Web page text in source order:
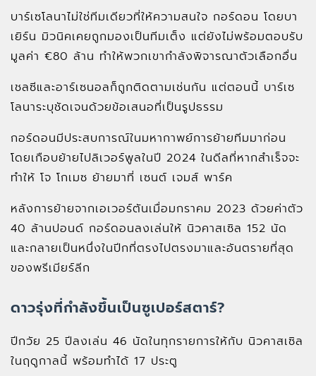
บาร์เซโลนาไม่ใช่ทีมเดียวที่ให้ความสนใจ กอร์ดอน โดยบา
เยิร์น มิวนิคเคยถูกมองเป็นทีมเต็ง แต่ยังไม่พร้อมตอบรับ
มูลค่า €80 ล้าน ทำให้พวกเขากำลังพิจารณาตัวเลือกอื่น
เชลซีและอาร์เซนอลก็ถูกติดตามเช่นกัน แต่ตอนนี้ บาร์เซ
โลนาระบุชัดเจนด้วยข้อเสนอที่เป็นรูปธรรม
กอร์ดอนมีประสบการณ์ในมหากาพย์การย้ายทีมมาก่อน
โดยเกือบย้ายไปลิเวอร์พูลในปี 2024 ในดีลที่หากสำเร็จจะ
ทำให้ โจ โกเมซ ย้ายมาที่ เซนต์ เจมส์ พาร์ค
หลังการย้ายจากเอเวอร์ตันเมื่อมกราคม 2023 ด้วยค่าตัว
40 ล้านปอนด์ กอร์ดอนลงเล่นให้ นิวคาสเซิล 152 นัด
และกลายเป็นหนึ่งในปีกที่ตรงไปตรงมาและอันตรายที่สุด
ของพรีเมียร์ลีก
ดาวรุ่งที่กำลังขึ้นเป็นซูเปอร์สตาร์?
ปีกวัย 25 ปีลงเล่น 46 นัดในทุกรายการให้กับ นิวคาสเซิล
ในฤดูกาลนี้ พร้อมทำได้ 17 ประตู